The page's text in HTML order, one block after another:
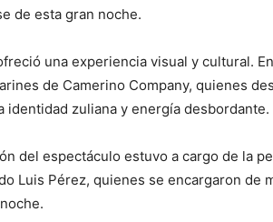
de esta gran noche.
una experiencia visual y cultural.
de Camerino Company, quienes
identidad zuliana y energía desbordante.
del espectáculo estuvo a cargo de la
Luis Pérez, quienes se encargaron de